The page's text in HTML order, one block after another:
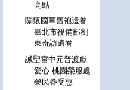
亮點
關懷國軍舊袍遺眷
臺北市後備部劉
東奇訪遺眷
誠聖宮中元普渡獻
愛心 桃園榮服處
榮民眷受惠